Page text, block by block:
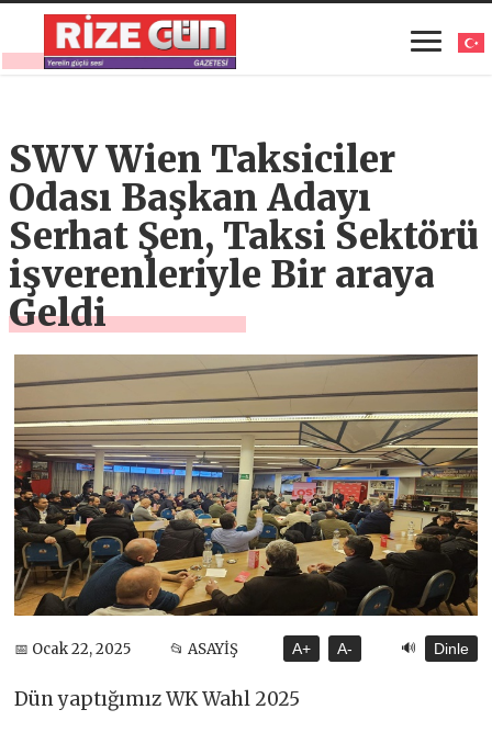
SWV Wien Taksiciler
Odası Başkan Adayı
Serhat Şen, Taksi Sektörü
işverenleriyle Bir araya
Geldi
📅 Ocak 22, 2025 📂 ASAYİŞ A+ A- 🔊 Dinle
Dün yaptığımız WK Wahl 2025